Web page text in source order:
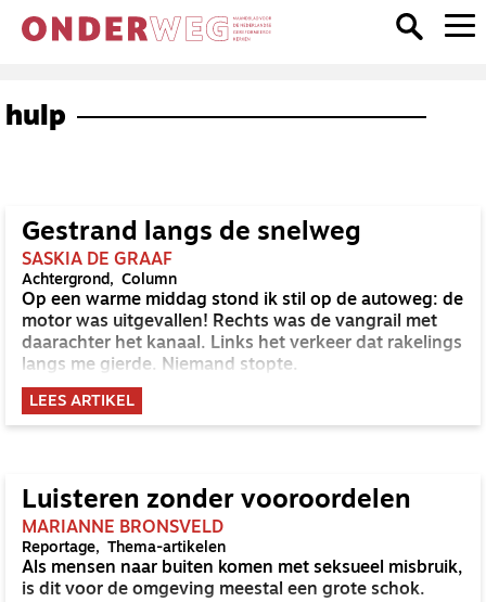
hulp
Gestrand langs de snelweg
SASKIA DE GRAAF
Achtergrond Column
Op een warme middag stond ik stil op de autoweg: de
motor was uitgevallen! Rechts was de vangrail met
daarachter het kanaal. Links het verkeer dat rakelings
langs me gierde. Niemand stopte.
LEES ARTIKEL
Luisteren zonder vooroordelen
MARIANNE BRONSVELD
Reportage Thema-artikelen
Als mensen naar buiten komen met seksueel misbruik,
is dit voor de omgeving meestal een grote schok.